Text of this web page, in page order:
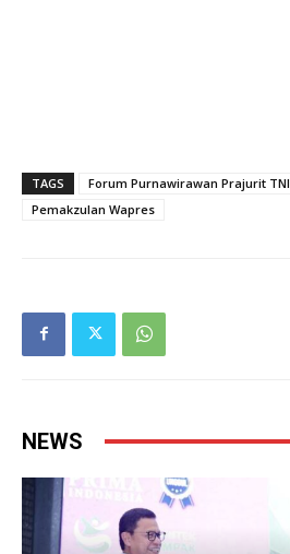
TAGS Forum Purnawirawan Prajurit TNI
Pemakzulan Wapres
NEWS